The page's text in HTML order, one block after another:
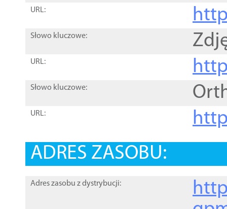
URL:
Słowo kluczowe:
URL:
Słowo kluczowe:
URL:
ADRES ZASOBU:
Adres zasobu z dystrybucji: